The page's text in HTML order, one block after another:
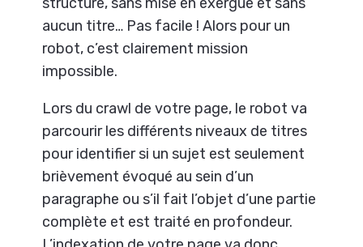
aucun titre… Pas facile ! Alors pour un
robot, c’est clairement mission
impossible.
Lors du crawl de votre page, le robot va
parcourir les différents niveaux de titres
pour identifier si un sujet est seulement
brièvement évoqué au sein d’un
paragraphe ou s’il fait l’objet d’une partie
complète et est traité en profondeur.